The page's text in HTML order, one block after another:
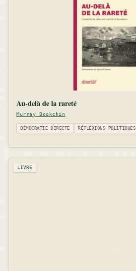
Au-delà de la rareté
Murray Bookchin
DÉMOCRATIE DIRECTE RÉFLEXIONS POLITIQUES
LIVRE